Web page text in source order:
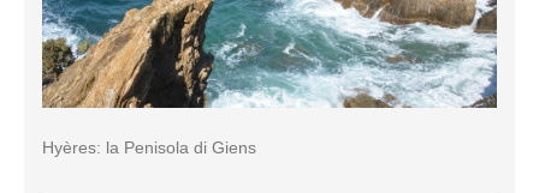
Hyères: la Penisola di Giens